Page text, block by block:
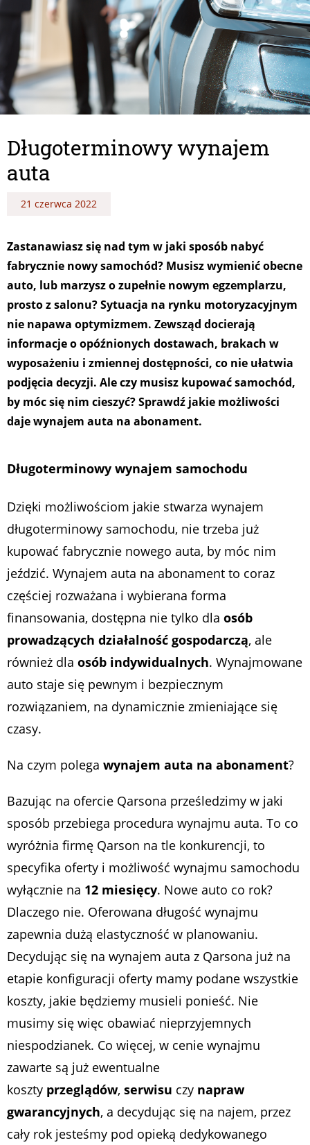
Długoterminowy wynajem
auta
21 czerwca 2022
Zastanawiasz się nad tym w jaki sposób nabyć
fabrycznie nowy samochód? Musisz wymienić obecne
auto, lub marzysz o zupełnie nowym egzemplarzu,
prosto z salonu? Sytuacja na rynku motoryzacyjnym
nie napawa optymizmem. Zewsząd docierają
informacje o opóźnionych dostawach, brakach w
wyposażeniu i zmiennej dostępności, co nie ułatwia
podjęcia decyzji. Ale czy musisz kupować samochód,
by móc się nim cieszyć? Sprawdź jakie możliwości
daje wynajem auta na abonament.
Długoterminowy wynajem samochodu
Dzięki możliwościom jakie stwarza wynajem
długoterminowy samochodu, nie trzeba już
kupować fabrycznie nowego auta, by móc nim
jeździć. Wynajem auta na abonament to coraz
częściej rozważana i wybierana forma
finansowania, dostępna nie tylko dla osób
prowadzących działalność gospodarczą, ale
również dla osób indywidualnych. Wynajmowane
auto staje się pewnym i bezpiecznym
rozwiązaniem, na dynamicznie zmieniające się
czasy.
Na czym polega wynajem auta na abonament?
Bazując na ofercie Qarsona prześledzimy w jaki
sposób przebiega procedura wynajmu auta. To co
wyróżnia firmę Qarson na tle konkurencji, to
specyfika oferty i możliwość wynajmu samochodu
wyłącznie na 12 miesięcy. Nowe auto co rok?
Dlaczego nie. Oferowana długość wynajmu
zapewnia dużą elastyczność w planowaniu.
Decydując się na wynajem auta z Qarsona już na
etapie konfiguracji oferty mamy podane wszystkie
koszty, jakie będziemy musieli ponieść. Nie
musimy się więc obawiać nieprzyjemnych
niespodzianek. Co więcej, w cenie wynajmu
zawarte są już ewentualne
koszty przeglądów, serwisu czy napraw
gwarancyjnych, a decydując się na najem, przez
cały rok jesteśmy pod opieką dedykowanego